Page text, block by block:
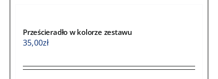
Prześcieradło w kolorze zestawu
35,00zł